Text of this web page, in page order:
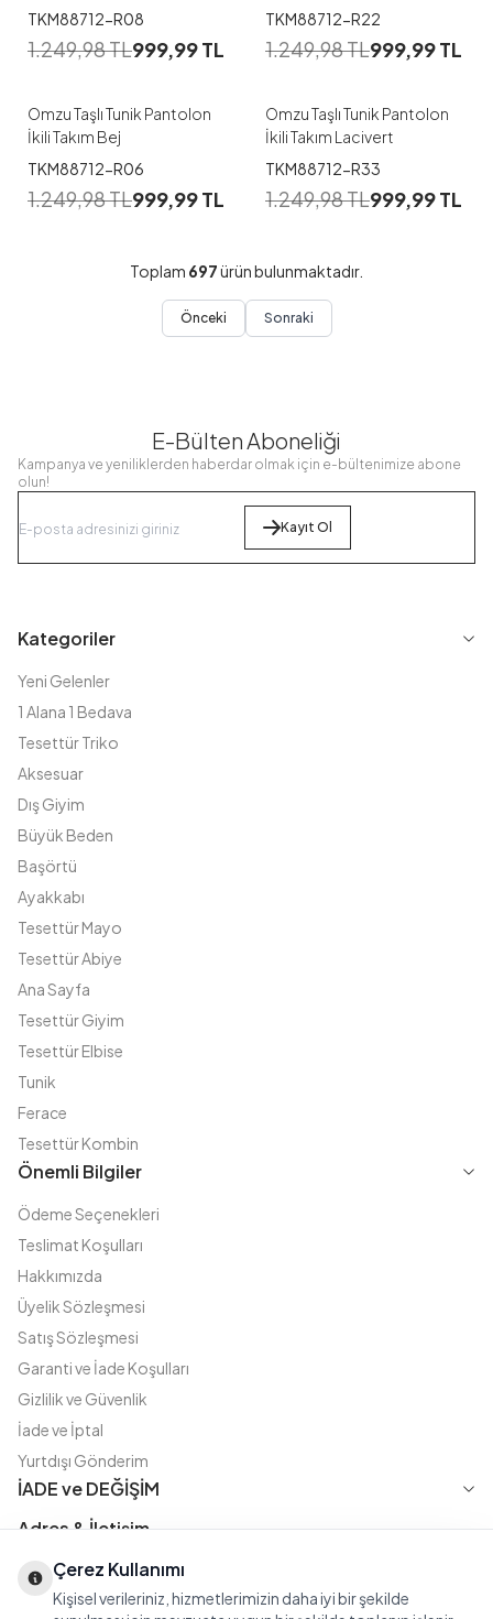
TKM88712-R08
1.249,98TL999,99TL
TKM88712-R22
1.249,98TL999,99TL
M L XL XXL
Omzu Taşlı Tunik Pantolon
İkili Takım Bej
TKM88712-R06
1.249,98TL999,99TL
M L XL
Omzu Taşlı Tunik Pantolon
İkili Takım Lacivert
TKM88712-R33
1.249,98TL999,99TL
Toplam 697ürün bulunmaktadır.
Önceki Sonraki
E-Bülten Aboneliği
Kampanya ve yeniliklerden haberdar olmak için e-bültenimize abone
olun!
Kayıt Ol
Kategoriler
Yeni Gelenler
1 Alana 1 Bedava
Tesettür Triko
Aksesuar
Dış Giyim
Büyük Beden
Başörtü
Ayakkabı
Tesettür Mayo
Tesettür Abiye
Ana Sayfa
Tesettür Giyim
Tesettür Elbise
Tunik
Ferace
Tesettür Kombin
Önemli Bilgiler
Ödeme Seçenekleri
Teslimat Koşulları
Hakkımızda
Üyelik Sözleşmesi
Satış Sözleşmesi
Garanti ve İade Koşulları
Gizlilik ve Güvenlik
İade ve İptal
Yurtdışı Gönderim
İADE ve DEĞİŞİM
Adres & İletişim
Fatih Cd. Akasya sok no:11 D.5 Merter - Güngören / İSTANBUL
08508111144
Instagram
TikTok
X
Çerez Kullanımı
Kişisel verileriniz, hizmetlerimizin daha iyi bir şekilde